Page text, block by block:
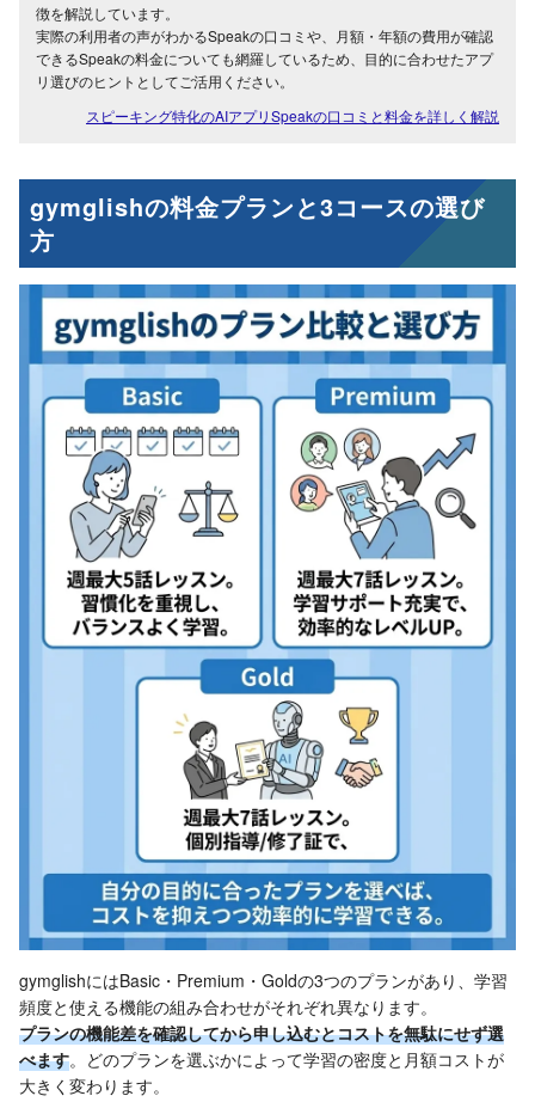
徴を解説しています。
実際の利用者の声がわかるSpeakの口コミや、月額・年額の費用が確認
できるSpeakの料金についても網羅しているため、目的に合わせたアプ
リ選びのヒントとしてご活用ください。
スピーキング特化のAIアプリSpeakの口コミと料金を詳しく解説
gymglishの料金プランと3コースの選び
方
gymglishにはBasic・Premium・Goldの3つのプランがあり、学習
頻度と使える機能の組み合わせがそれぞれ異なります。
プランの機能差を確認してから申し込むとコストを無駄にせず選
べます。どのプランを選ぶかによって学習の密度と月額コストが
大きく変わります。